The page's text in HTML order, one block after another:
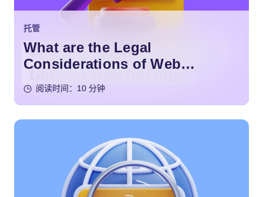
托管
What are the Legal
Considerations of Web
Hosting?
阅读时间：10 分钟